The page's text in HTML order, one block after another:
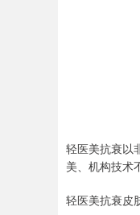
轻医美抗衰以
美、机构技术
轻医美抗衰皮